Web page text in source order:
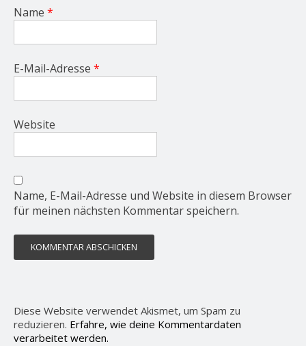
Name *
E-Mail-Adresse *
Website
Name, E-Mail-Adresse und Website in diesem Browser
für meinen nächsten Kommentar speichern.
Diese Website verwendet Akismet, um Spam zu
reduzieren. Erfahre, wie deine Kommentardaten
verarbeitet werden.